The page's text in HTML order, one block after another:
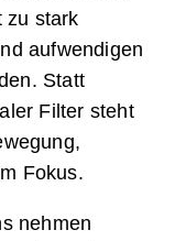
zu stark
aufwendigen
Statt
Filter steht
Fokus.
nehmen